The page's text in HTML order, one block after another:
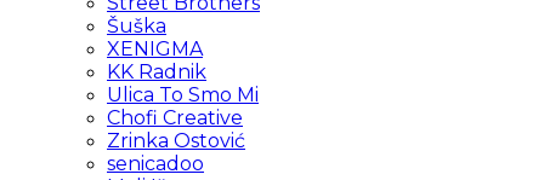
Šuška
XENIGMA
KK Radnik
Ulica To Smo Mi
Chofi Creative
Zrinka Ostović
senicadoo